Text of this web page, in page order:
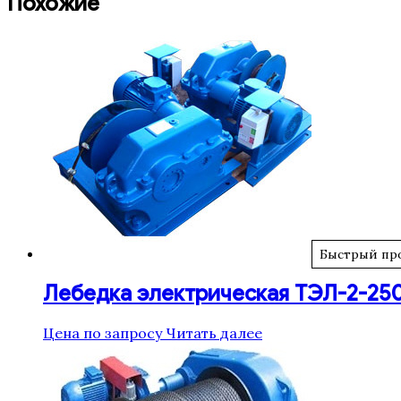
Быстрый
Лебедка электрическая ТЭЛ-2-
Цена по запросу Читать далее